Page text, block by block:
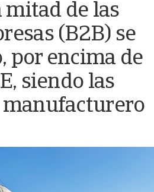
mitad de las
(B2B) se
por encima de
siendo las
manufacturero